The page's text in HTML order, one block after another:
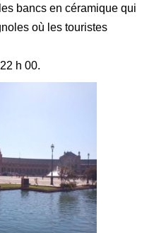
bancs en céramique qui
où les touristes
h 00.